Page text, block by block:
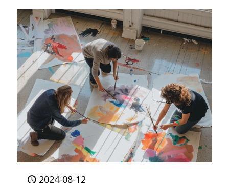
2024-08-12